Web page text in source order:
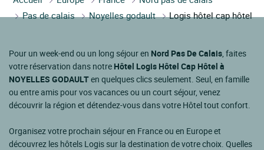
Pas de calais
Noyelles godault Logis hôtel cap hôtel
Pour un week-end ou un long séjour en Nord Pas De Calais , faites
votre réservation dans notre Hôtel Logis Hôtel Cap Hôtel à
NOYELLES GODAULTen quelques clics seulement. Seul, en famille
ou entre amis pour vos vacances ou un court séjour, venez
découvrir la région et détendez-vous dans votre Hôtel tout confort.
Organisez votre prochain séjour en France ou en Europe et
découvrez les hôtels Logis sur la destination de votre choix. Quelles